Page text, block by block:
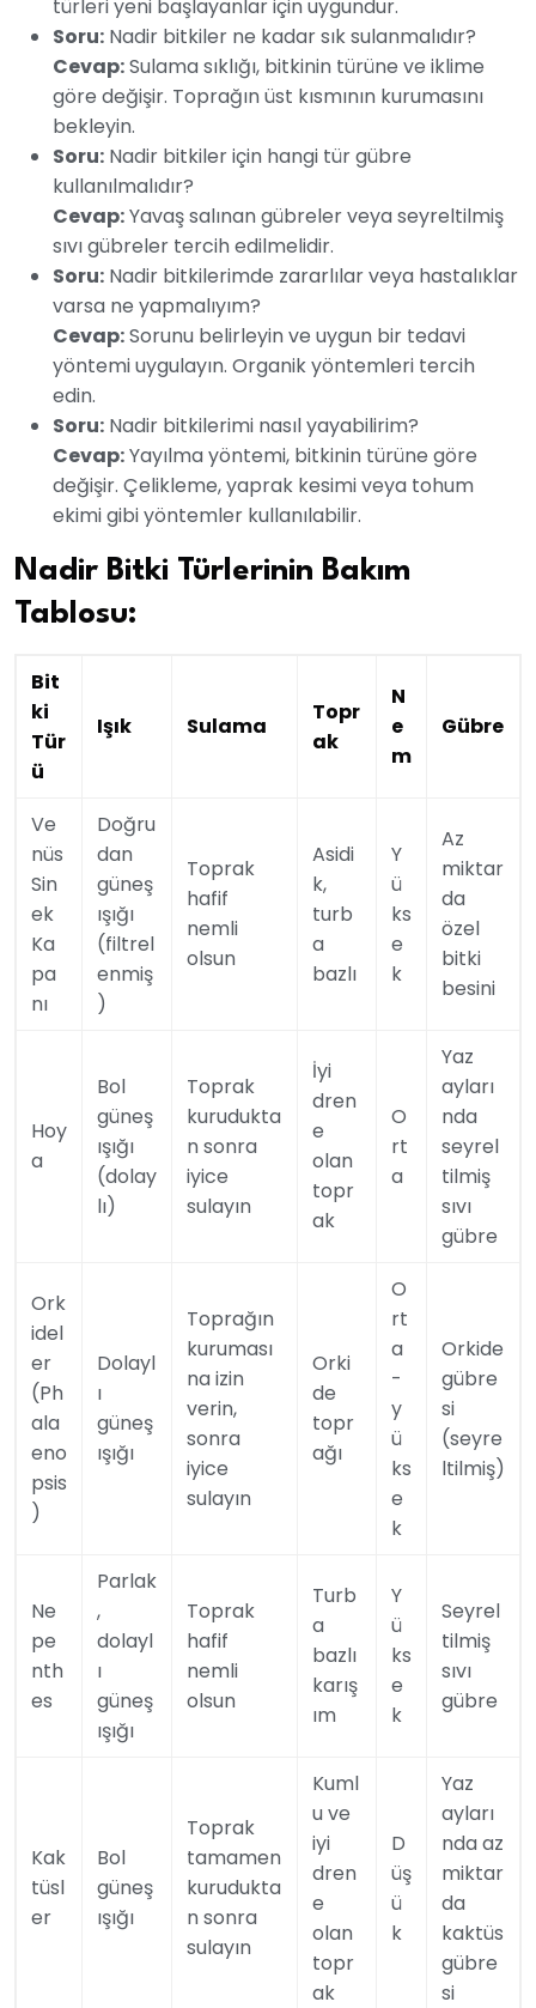
türleri yeni başlayanlar için uygundur.
Soru: Nadir bitkiler ne kadar sık sulanmalıdır?
Cevap:Sulama sıklığı, bitkinin türüne ve iklime
göre değişir. Toprağın üst kısmının kurumasını
bekleyin.
Soru: Nadir bitkiler için hangi tür gübre
kullanılmalıdır?
Cevap:Yavaş salınan gübreler veya seyreltilmiş
sıvı gübreler tercih edilmelidir.
Soru: Nadir bitkilerimde zararlılar veya hastalıklar
varsa ne yapmalıyım?
Cevap:Sorunu belirleyin ve uygun bir tedavi
yöntemi uygulayın. Organik yöntemleri tercih
edin.
Soru: Nadir bitkilerimi nasıl yayabilirim?
Cevap:Yayılma yöntemi, bitkinin türüne göre
değişir. Çelikleme, yaprak kesimi veya tohum
ekimi gibi yöntemler kullanılabilir.
Nadir Bitki Türlerinin Bakım
Tablosu:
Bit
ki
Tür
ü
Işık Sulama
Topr
ak
N
e
m
Gübre
Ve
nüs
Sin
ek
Ka
pa
nı
Doğru
dan
güneş
ışığı
(filtrel
enmiş
)
Toprak
hafif
nemli
olsun
Asidi
k,
turb
a
bazlı
Y
ü
ks
e
k
Az
miktar
da
özel
bitki
besini
Hoy
a
Bol
güneş
ışığı
(dolay
lı)
Toprak
kurudukta
n sonra
iyice
sulayın
İyi
dren
e
olan
topr
ak
O
rt
a
Yaz
ayları
nda
seyrel
tilmiş
sıvı
gübre
Ork
idel
er
(Ph
ala
eno
psis
)
Dolayl
ı
güneş
ışığı
Toprağın
kuruması
na izin
verin,
sonra
iyice
sulayın
Orki
de
topr
ağı
O
rt
a
-
y
ü
ks
e
k
Orkide
gübre
si
(seyre
ltilmiş)
Ne
pe
nth
es
Parlak
,
dolayl
ı
güneş
ışığı
Toprak
hafif
nemli
olsun
Turb
a
bazlı
karış
ım
Y
ü
ks
e
k
Seyrel
tilmiş
sıvı
gübre
Kak
tüsl
er
Bol
güneş
ışığı
Toprak
tamamen
kurudukta
n sonra
sulayın
Kuml
u ve
iyi
dren
e
olan
topr
ak
D
üş
ü
k
Yaz
ayları
nda az
miktar
da
kaktüs
gübre
si